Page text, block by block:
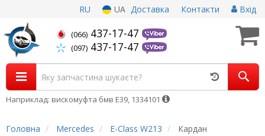
RU UA Доставка Контакти Вхід
(066) 437-17-47
(097) 437-17-47
Наприклад: вискомуфта бмв Е39, 1334101
Головна Mercedes E-Class W213 Кардан